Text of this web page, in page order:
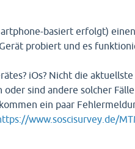
basiert erfolgt)
probiert und es
iOs? Nicht die
sind andere solcher
ein paar
www.soscisurvey.de/